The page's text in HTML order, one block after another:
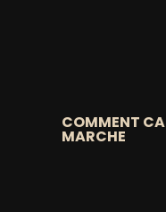
COMMENT CA
MARCHE